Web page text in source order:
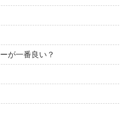
が一番良い？